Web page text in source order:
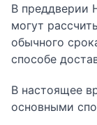
В преддверии
могут
обычного
способе
В настоящее
основными